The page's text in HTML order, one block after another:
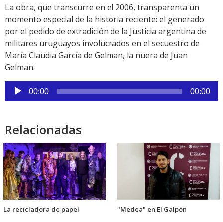
Link
La obra, que transcurre en el 2006, transparenta un
momento especial de la historia reciente: el generado
por el pedido de extradición de la Justicia argentina de
militares uruguayos involucrados en el secuestro de
María Claudia García de Gelman, la nuera de Juan
Gelman.
Reproductor
de
00:00 00:00
Relacionadas
La recicladora de papel "Medea" en El Galpón